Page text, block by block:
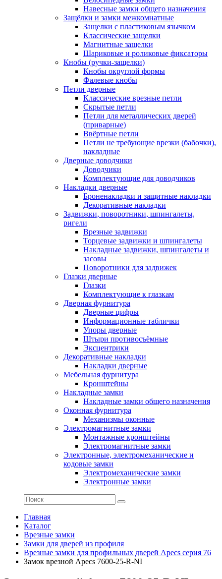
Навесные замки общего назначения
Защёлки и замки межкомнатные
Защелки с пластиковым язычком
Классические защелки
Магнитные защелки
Шариковые и роликовые фиксаторы
Кнобы (ручки-защелки)
Кнобы округлой формы
Фалевые кнобы
Петли дверные
Классические врезные петли
Скрытые петли
Петли для металлических дверей
(приварные)
Ввёртные петли
Петли не требующие врезки (бабочки),
накладные
Дверные доводчики
Доводчики
Комплектующие для доводчиков
Накладки дверные
Броненакладки и защитные накладки
Декоративные накладки
Задвижки, поворотники, шпингалеты,
ригели
Врезные задвижки
Торцевые задвижки и шпингалеты
Накладные задвижки, шпингалеты и
засовы
Поворотники для задвижек
Глазки дверные
Глазки
Комплектующие к глазкам
Дверная фурнитура
Дверные цифры
Информационные таблички
Упоры дверные
Штыри противосъёмные
Эксцентрики
Декоративные накладки
Накладки дверные
Мебельная фурнитура
Кронштейны
Накладные замки
Накладные замки общего назначения
Оконная фурнитура
Механизмы оконные
Электромагнитные замки
Монтажные кронштейны
Электромагнитные замки
Электронные, электромеханические и
кодовые замки
Электромеханические замки
Электронные замки
Главная
Каталог
Врезные замки
Замки для дверей из профиля
Врезные замки для профильных дверей Apecs серия 76
Замок врезной Apecs 7600-25-R-NI